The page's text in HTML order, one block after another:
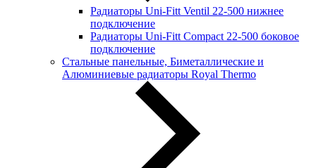
Радиаторы Uni-Fitt Ventil 22-500 нижнее
подключение
Радиаторы Uni-Fitt Compact 22-500 боковое
подключение
Стальные панельные, Биметаллические и
Алюминиевые радиаторы Royal Thermo